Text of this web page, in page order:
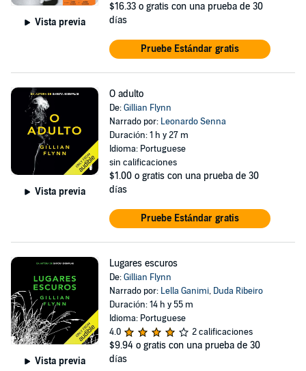
Vista previa
$16.33 o gratis con una prueba de 30
días
Pruebe Estándar gratis
Vista previa
O adulto
De:Gillian Flynn
Narrado por: Leonardo Senna
Duración: 1 h y 27 m
Idioma: Portuguese
sin calificaciones
$1.00 o gratis con una prueba de 30
días
Pruebe Estándar gratis
Vista previa
Lugares escuros
De:Gillian Flynn
Narrado por: Lella Ganimi, Duda Ribeiro
Duración: 14 h y 55 m
Idioma: Portuguese
4.0
2 calificaciones
$9.94 o gratis con una prueba de 30
días